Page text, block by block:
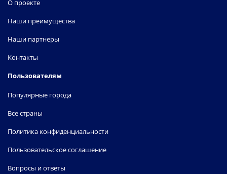
О проекте
Наши преимущества
Наши партнеры
Контакты
Пользователям
Популярные города
Все страны
Политика конфиденциальности
Пользовательское соглашение
Вопросы и ответы